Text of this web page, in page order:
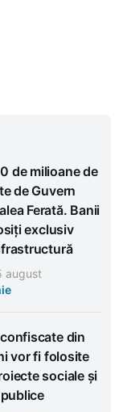
de milioane de
de Guvern
Ferată. Banii
exclusiv
august
din
vor fi folosite
sociale și